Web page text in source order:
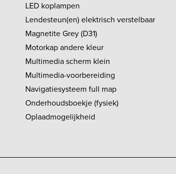
LED koplampen
Lendesteun(en) elektrisch verstelbaar
Magnetite Grey (D31)
Motorkap andere kleur
Multimedia scherm klein
Multimedia-voorbereiding
Navigatiesysteem full map
Onderhoudsboekje (fysiek)
Oplaadmogelijkheid